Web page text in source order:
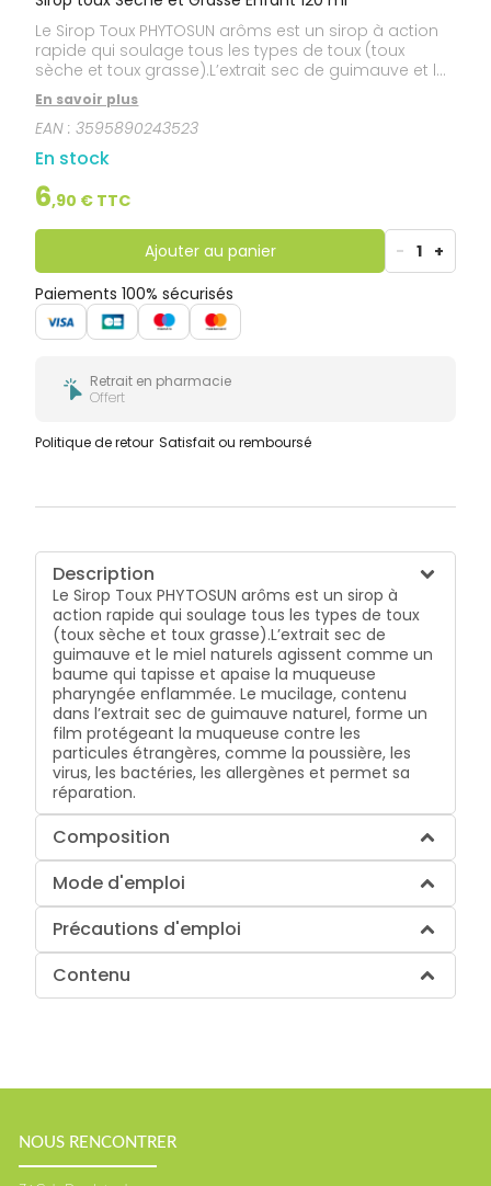
Le Sirop Toux PHYTOSUN arôms est un sirop à action
rapide qui soulage tous les types de toux (toux
sèche et toux grasse).L’extrait sec de guimauve et le
miel naturels agissent comme un baume qui tapisse
et apaise la muqueuse pharyngée enflammée. Le
mucilage, contenu dans l’extrait sec de guimauve
naturel, forme un film protégeant la muqueuse
contre les particules étrangères, comme la
poussière, les virus, les bactéries, les allergènes et
permet sa réparation.
En savoir plus
EAN :3595890243523
En stock
6,90 € TTC
Ajouter au panier - 1 +
Paiements 100% sécurisés
Retrait en pharmacie
Offert
Politique de retour Satisfait ou remboursé
Description
Le Sirop Toux PHYTOSUN arôms est un sirop à
action rapide qui soulage tous les types de toux
(toux sèche et toux grasse).L’extrait sec de
guimauve et le miel naturels agissent comme un
baume qui tapisse et apaise la muqueuse
pharyngée enflammée. Le mucilage, contenu
dans l’extrait sec de guimauve naturel, forme un
film protégeant la muqueuse contre les
particules étrangères, comme la poussière, les
virus, les bactéries, les allergènes et permet sa
réparation.
Composition
Mode d'emploi
Précautions d'emploi
Contenu
NOUS RENCONTRER